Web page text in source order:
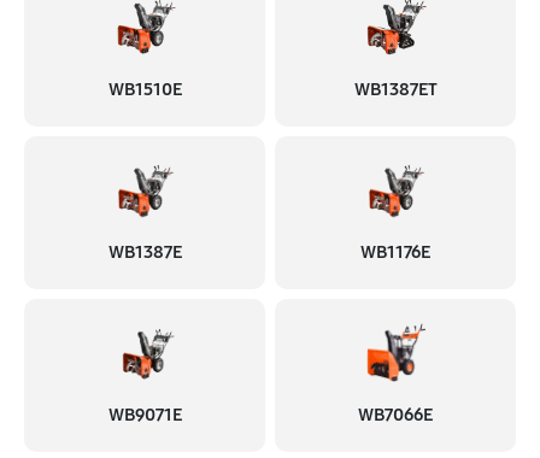
WB1510E WB1387ET
WB1387E WB1176E
WB9071E WB7066E